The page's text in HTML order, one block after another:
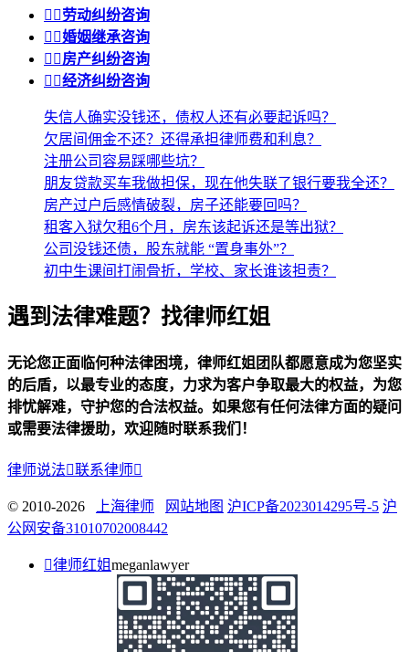
 劳动纠纷咨询
 婚姻继承咨询
 房产纠纷咨询
 经济纠纷咨询
失信人确实没钱还，债权人还有必要起诉吗？
欠居间佣金不还？还得承担律师费和利息？
注册公司容易踩哪些坑？
朋友贷款买车我做担保，现在他失联了银行要我全还？
房产过户后感情破裂，房子还能要回吗？
租客入狱欠租6个月，房东该起诉还是等出狱？
公司没钱还债，股东就能 “置身事外”？
初中生课间打闹骨折，学校、家长谁该担责？
遇到法律难题？找律师红姐
无论您正面临何种法律困境，律师红姐团队都愿意成为您坚实
的后盾，以最专业的态度，力求为客户争取最大的权益，为您
排忧解难，守护您的合法权益。如果您有任何法律方面的疑问
或需要法律援助，欢迎随时联系我们！
律师说法联系律师
© 2010-2026 上海律师 网站地图 沪ICP备2023014295号-5 沪
公网安备31010702008442
律师红姐meganlawyer